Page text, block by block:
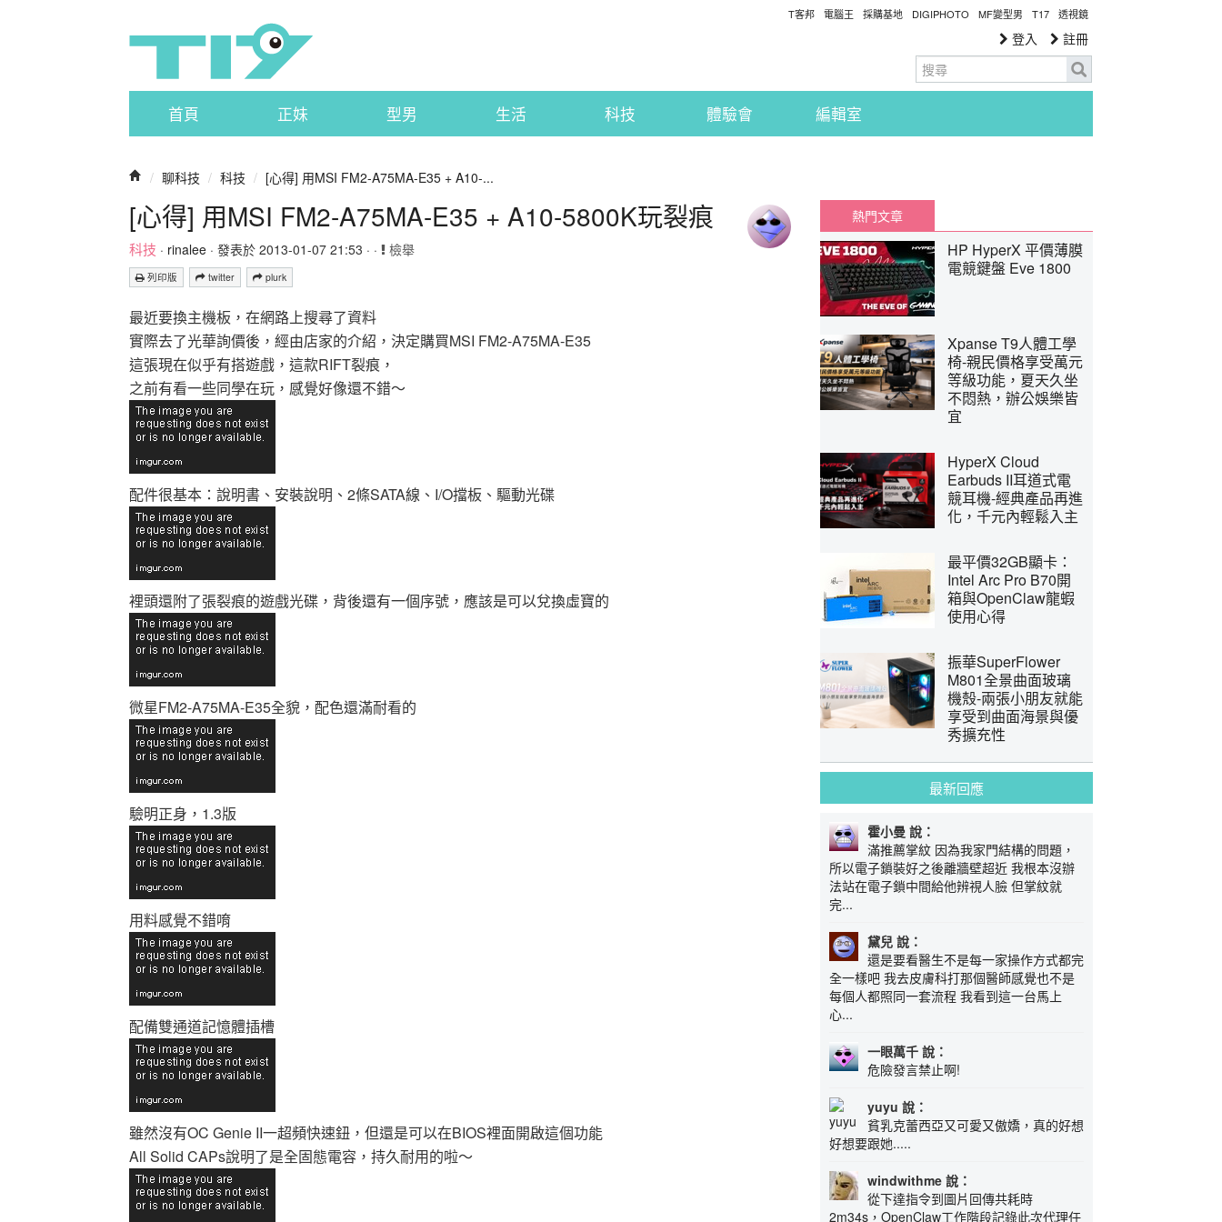
T客邦 電腦王 採購基地 DIGIPHOTO MF變型男 T17 透視鏡
登入 註冊
首頁 正妹 型男 生活 科技 體驗會 編輯室
/ 聊科技 / 科技 / [心得] 用MSI FM2-A75MA-E35 + A10-...
[心得] 用MSI FM2-A75MA-E35 + A10-5800K玩裂痕
科技 · rinalee · 發表於 2013-01-07 21:53 · · 檢舉
列印版 twitter plurk
最近要換主機板，在網路上搜尋了資料
實際去了光華詢價後，經由店家的介紹，決定購買MSI FM2-A75MA-E35
這張現在似乎有搭遊戲，這款RIFT裂痕，
之前有看一些同學在玩，感覺好像還不錯～
配件很基本：說明書、安裝說明、2條SATA線、I/O擋板、驅動光碟
裡頭還附了張裂痕的遊戲光碟，背後還有一個序號，應該是可以兌換虛寶的
微星FM2-A75MA-E35全貌，配色還滿耐看的
驗明正身，1.3版
用料感覺不錯唷
配備雙通道記憶體插槽
雖然沒有OC Genie II一超頻快速鈕，但還是可以在BIOS裡面開啟這個功能
All Solid CAPs說明了是全固態電容，持久耐用的啦～
熱門文章
HP HyperX 平價薄膜
電競鍵盤 Eve 1800
Xpanse T9人體工學
椅-親民價格享受萬元
等級功能，夏天久坐
不悶熱，辦公娛樂皆
宜
HyperX Cloud
Earbuds II耳道式電
競耳機-經典產品再進
化，千元內輕鬆入主
最平價32GB顯卡：
Intel Arc Pro B70開
箱與OpenClaw龍蝦
使用心得
振華SuperFlower
M801全景曲面玻璃
機殼-兩張小朋友就能
享受到曲面海景與優
秀擴充性
最新回應
霍小曼 說：
滿推薦掌紋 因為我家門結構的問題，
所以電子鎖裝好之後離牆壁超近 我根本沒辦
法站在電子鎖中間給他辨視人臉 但掌紋就
完...
黛兒 說：
還是要看醫生不是每一家操作方式都完
全一樣吧 我去皮膚科打那個醫師感覺也不是
每個人都照同一套流程 我看到這一台馬上
心...
一眼萬千 說：
危險發言禁止啊!
yuyu 說：
貧乳克蕾西亞又可愛又傲嬌，真的好想
好想要跟她.....
windwithme 說：
從下達指令到圖片回傳共耗時
2m34s，OpenClaw工作階段記錄此次代理任